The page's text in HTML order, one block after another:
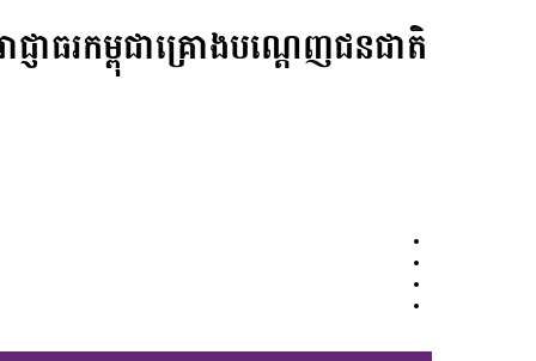
ាធរកម្ពុជាគ្រោងបណ្ដេញជនជាតិ